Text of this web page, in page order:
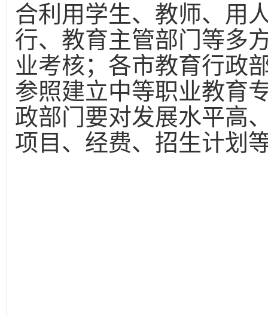
合利用学生、教师、用
行、教育主管部门等多
业考核；各市教育行政
参照建立中等职业教育
政部门要对发展水平高
项目、经费、招生计划